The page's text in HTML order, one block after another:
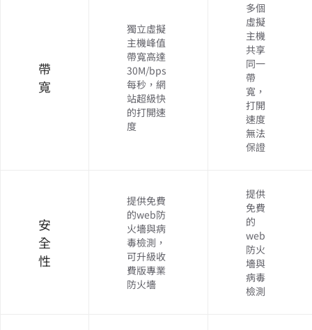
帶
寬
獨立虛擬
主機峰值
帶寬高達
30M/bps
每秒，網
站超級快
的打開速
度
多個
虛擬
主機
共享
同一
帶
寬，
打開
速度
無法
保證
安
全
性
提供免費
的web防
火墻與病
毒檢測，
可升級收
費版專業
防火墻
提供
免費
的
web
防火
墻與
病毒
檢測